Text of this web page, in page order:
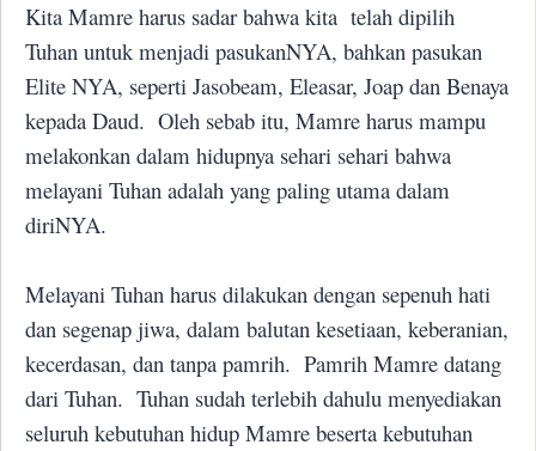
Kita Mamre harus sadar bahwa kita telah dipilih
Tuhan untuk menjadi pasukanNYA, bahkan pasukan
Elite NYA, seperti Jasobeam, Eleasar, Joap dan Benaya
kepada Daud. Oleh sebab itu, Mamre harus mampu
melakonkan dalam hidupnya sehari sehari bahwa
melayani Tuhan adalah yang paling utama dalam
diriNYA.
Melayani Tuhan harus dilakukan dengan sepenuh hati
dan segenap jiwa, dalam balutan kesetiaan, keberanian,
kecerdasan, dan tanpa pamrih. Pamrih Mamre datang
dari Tuhan. Tuhan sudah terlebih dahulu menyediakan
seluruh kebutuhan hidup Mamre beserta kebutuhan